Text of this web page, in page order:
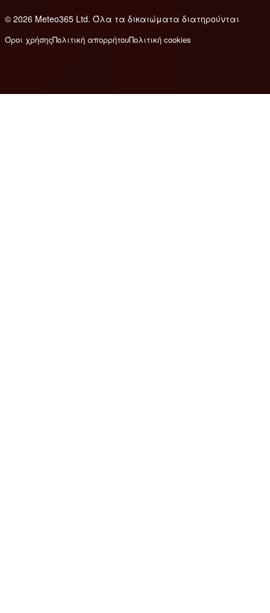
© 2026 Meteo365 Ltd. Όλα τα δικαιώματα διατηρούνται
Όροι χρήσηςΠολιτική απορρήτουΠολιτική cookies